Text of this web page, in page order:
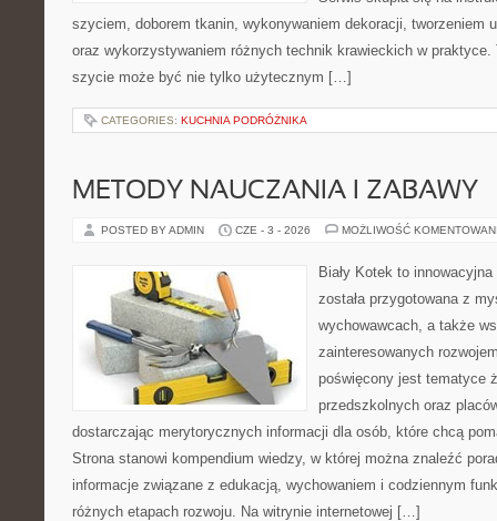
szyciem, doborem tkanin, wykonywaniem dekoracji, tworzeniem
oraz wykorzystywaniem różnych technik krawieckich w
szycie może być nie tylko użytecznym […]
CATEGORIES: KUCHNIA PODRÓŻNIKA
METODY NAUCZANIA I ZABAWY
POSTED BY ADMIN CZE - 3 - 2026 MOŻLIWOŚĆ
Biały Kotek to
została przygotowana z
wychowawcach, a także
zainteresowanych
poświęcony jest tematyce
przedszkolnych oraz
dostarczając merytorycznych informacji dla osób, które chcą
Strona stanowi kompendium wiedzy, w której można znaleźć
informacje związane z edukacją, wychowaniem i codziennym
różnych etapach rozwoju. Na witrynie internetowej […]